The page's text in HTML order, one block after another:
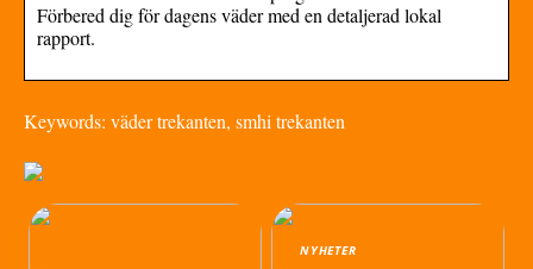
Förbered dig för dagens väder med en detaljerad lokal
rapport.
Keywords: väder trekanten, smhi trekanten
NYHETER